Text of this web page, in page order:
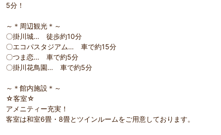
5分！
～＊周辺観光＊～
〇掛川城… 徒歩約10分
〇エコパスタジアム… 車で約15分
〇つま恋… 車で約5分
〇掛川花鳥園… 車で約5分
～＊館内施設＊～
☆客室☆
アメニティー充実！
客室は和室6畳・8畳とツインルームをご用意しております。